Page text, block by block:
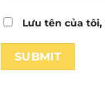
Lưu tên của